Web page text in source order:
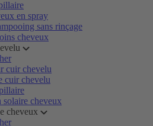
en spray
sans rinçage
cheveux
cuir chevelu
cuir chevelu
solaire cheveux
cheveux